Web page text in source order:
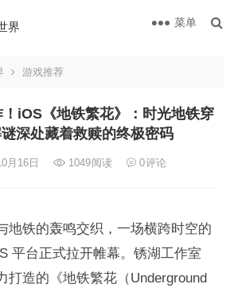
菜单
游戏推荐
iOS《地铁繁花》：时光地铁穿
深处藏着救赎的终极密码
月16日 1049阅读 0评论
地铁的轰鸣交织，一场横跨时空的
平台正式拉开帷幕。锈湖工作室
打造的《地铁繁花（Underground